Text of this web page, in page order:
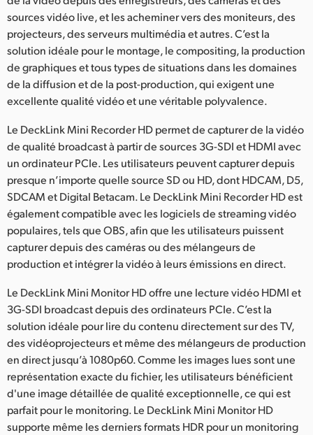
United States
sources vidéo live, et les acheminer vers des moniteurs, des
projecteurs, des serveurs multimédia et autres. C’est la
solution idéale pour le montage, le compositing, la production
de graphiques et tous types de situations dans les domaines
de la diffusion et de la post-production, qui exigent une
excellente qualité vidéo et une véritable polyvalence.
Le DeckLink Mini Recorder HD permet de capturer de la vidéo
de qualité broadcast à partir de sources 3G-SDI et HDMI avec
un ordinateur PCIe. Les utilisateurs peuvent capturer depuis
presque n’importe quelle source SD ou HD, dont HDCAM, D5,
SDCAM et Digital Betacam. Le DeckLink Mini Recorder HD est
également compatible avec les logiciels de streaming vidéo
populaires, tels que OBS, afin que les utilisateurs puissent
capturer depuis des caméras ou des mélangeurs de
production et intégrer la vidéo à leurs émissions en direct.
Le DeckLink Mini Monitor HD offre une lecture vidéo HDMI et
3G-SDI broadcast depuis des ordinateurs PCIe. C’est la
solution idéale pour lire du contenu directement sur des TV,
des vidéoprojecteurs et même des mélangeurs de production
en direct jusqu’à 1080p60. Comme les images lues sont une
représentation exacte du fichier, les utilisateurs bénéficient
d'une image détaillée de qualité exceptionnelle, ce qui est
parfait pour le monitoring. Le DeckLink Mini Monitor HD
supporte même les derniers formats HDR pour un monitoring